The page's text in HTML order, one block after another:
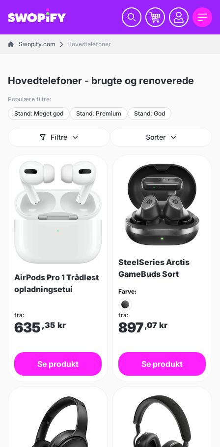
Swopify.com Hovedtelefoner
Hovedtelefoner - brugte og renoverede
Populære filtre:
Stand: Meget god
Stand: Premium Stand: God
Filtre Sorter
AirPods Pro 1 Trådløst
opladningsetui
fra:
635 ,35 kr
Se produkt
SteelSeries Arctis
GameBuds Sort
Farve:
fra:
897,07 kr
Se produkt